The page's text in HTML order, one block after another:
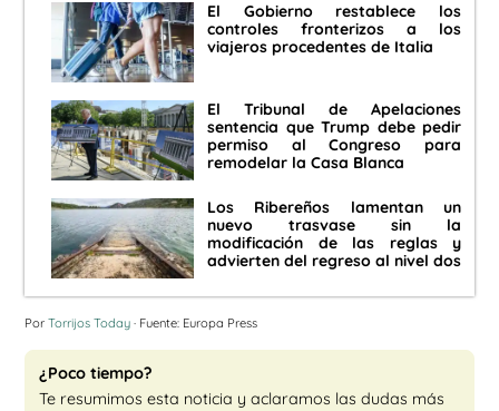
El Gobierno restablece los
controles fronterizos a los
viajeros procedentes de Italia
El Tribunal de Apelaciones
sentencia que Trump debe pedir
permiso al Congreso para
remodelar la Casa Blanca
Los Ribereños lamentan un
nuevo trasvase sin la
modificación de las reglas y
advierten del regreso al nivel dos
Por Torrijos Today · Fuente: Europa Press
¿Poco tiempo?
Te resumimos esta noticia y aclaramos las dudas más